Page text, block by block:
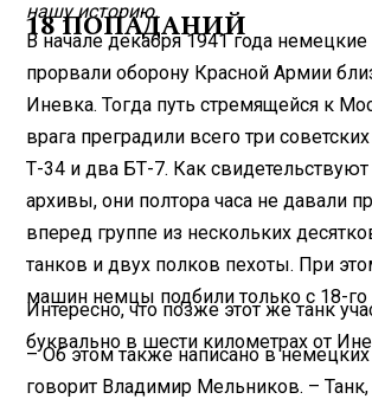
нашу историю.
18 ПОПАДАНИЙ
В начале декабря 1941 года немецкие
прорвали оборону Красной Армии
Иневка. Тогда путь стремящейся к
врага преградили всего три
Т-34 и два БТ-7. Как
архивы, они полтора часа не давали
вперед группе из нескольких
танков и двух полков пехоты. При
машин немцы подбили только с 18-го
Интересно, что позже этот же танк
буквально в шести километрах от
– Об этом также написано в немецких
говорит Владимир Мельников. – Танк,